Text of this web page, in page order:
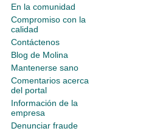
En la comunidad
Compromiso con la
calidad
Contáctenos
Blog de Molina
Mantenerse sano
Comentarios acerca
del portal
Información de la
empresa
Denunciar fraude